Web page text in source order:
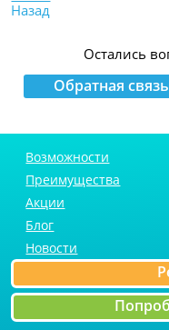
Назад
Остались
Обратная связь
Возможности
Преимущества
Акции
Блог
Новости